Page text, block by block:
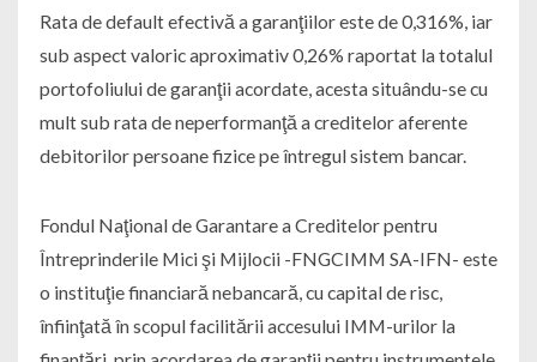
Rata de default efectivă a garanţiilor este de 0,316%, iar
sub aspect valoric aproximativ 0,26% raportat la totalul
portofoliului de garanţii acordate, acesta situându-se cu
mult sub rata de neperformanţă a creditelor aferente
debitorilor persoane fizice pe întregul sistem bancar.
Fondul Naţional de Garantare a Creditelor pentru
Întreprinderile Mici şi Mijlocii -FNGCIMM SA-IFN- este
o instituţie financiară nebancară, cu capital de risc,
înfiinţată în scopul facilitării accesului IMM-urilor la